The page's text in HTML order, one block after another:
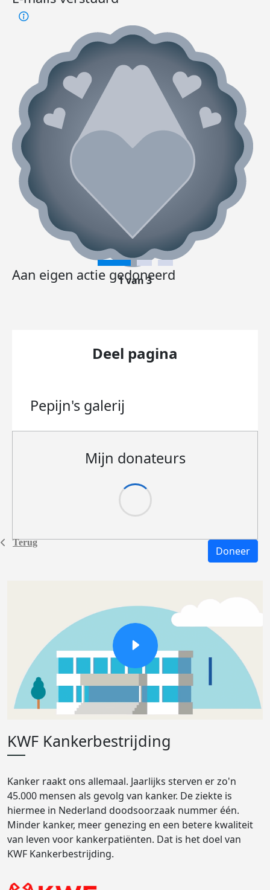
Terug
Aan eigen actie gedoneerd
1 van 3
Deel pagina
Pepijn's galerij
Mijn donateurs
Doneer
KWF Kankerbestrijding
Kanker raakt ons allemaal. Jaarlijks sterven er zo'n
45.000 mensen als gevolg van kanker. De ziekte is
hiermee in Nederland doodsoorzaak nummer één.
Minder kanker, meer genezing en een betere kwaliteit
van leven voor kankerpatiënten. Dat is het doel van
KWF Kankerbestrijding.